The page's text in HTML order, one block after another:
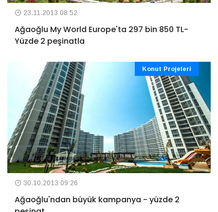
23.11.2013 08:52
Ağaoğlu My World Europe'ta 297 bin 850 TL-
Yüzde 2 peşinatla
Konut Projeleri
30.10.2013 09:26
Ağaoğlu'ndan büyük kampanya - yüzde 2